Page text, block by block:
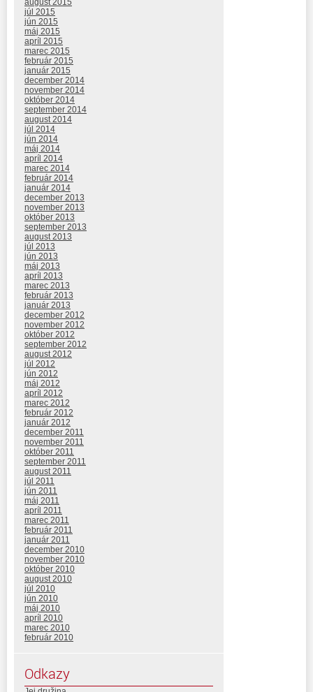
júl 2015
jún 2015
máj 2015
apríl 2015
marec 2015
február 2015
január 2015
december 2014
november 2014
október 2014
september 2014
august 2014
júl 2014
jún 2014
máj 2014
apríl 2014
marec 2014
február 2014
január 2014
december 2013
november 2013
október 2013
september 2013
august 2013
júl 2013
jún 2013
máj 2013
apríl 2013
marec 2013
február 2013
január 2013
december 2012
november 2012
október 2012
september 2012
august 2012
júl 2012
jún 2012
máj 2012
apríl 2012
marec 2012
február 2012
január 2012
december 2011
november 2011
október 2011
september 2011
august 2011
júl 2011
jún 2011
máj 2011
apríl 2011
marec 2011
február 2011
január 2011
december 2010
november 2010
október 2010
august 2010
júl 2010
jún 2010
máj 2010
apríl 2010
marec 2010
február 2010
Odkazy